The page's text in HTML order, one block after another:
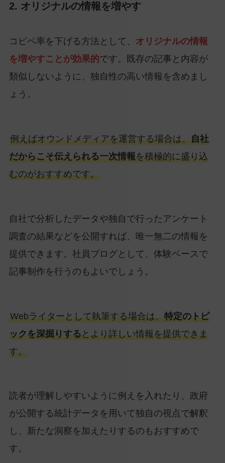
2. オリジナルの情報を増やす
コピペ率を下げる方法として、 オリジナルの情報
を増やすことが効果的です。既存の記事と内容が
類似しないように、独自性の高い情報を含めまし
ょう。
例えばオウンドメディアを運営する場合は、自社
だからこそ伝えられる一次情報を積極的に盛り込
むのがおすすめです。
自社で分析したデータや独自で行ったアンケート
調査の結果などを公開すれば、唯一無二の情報を
提供できます。社員ブログとして、体験ベースで
記事制作を行うのもよいでしょう。
Webライターとして執筆する場合は、特定のトピ
ックを深掘りするとより詳しい情報を提供できま
す。
読者が理解しやすいように例えを入れたり、政府
が公開する統計データを用いて独自の視点で解釈
し、新たな洞察を加えたりするのもおすすめで
す。